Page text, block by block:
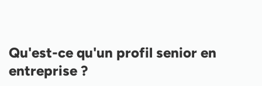
Qu'est-ce qu'un profil senior en
entreprise ?